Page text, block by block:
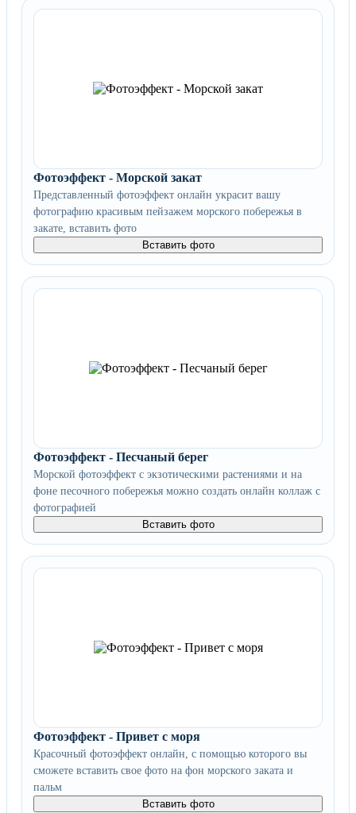
Фотоэффект - Морской закат
Представленный фотоэффект онлайн украсит вашу
фотографию красивым пейзажем морского побережья в
закате, вставить фото
Вставить фото
Фотоэффект - Песчаный берег
Морской фотоэффект с экзотическими растениями и на
фоне песочного побережья можно создать онлайн коллаж с
фотографией
Вставить фото
Фотоэффект - Привет с моря
Красочный фотоэффект онлайн, с помощью которого вы
сможете вставить свое фото на фон морского заката и
пальм
Вставить фото